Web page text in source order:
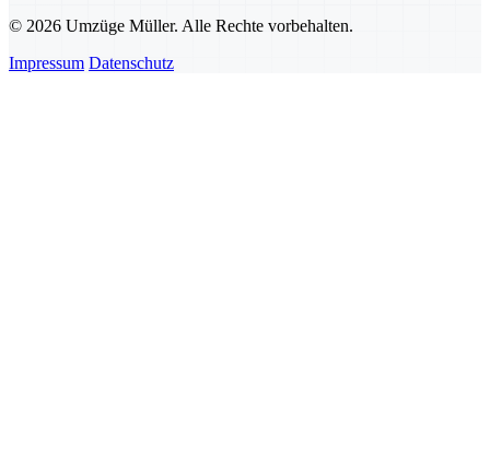
© 2026 Umzüge Müller. Alle Rechte vorbehalten.
Impressum Datenschutz